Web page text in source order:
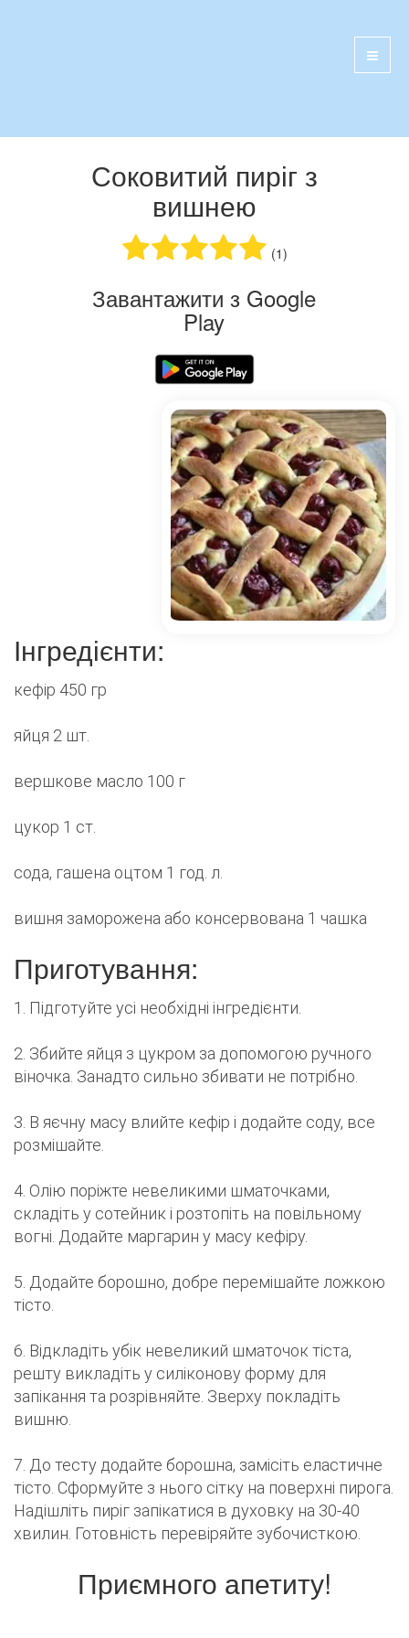
Соковитий пиріг з
вишнею
(1)
Завантажити з Google
Play
Інгредієнти:
кефір 450 гр
яйця 2 шт.
вершкове масло 100 г
цукор 1 ст.
сода, гашена оцтом 1 год. л.
вишня заморожена або консервована 1 чашка
Приготування:
1. Підготуйте усі необхідні інгредієнти.
2. Збийте яйця з цукром за допомогою ручного
віночка. Занадто сильно збивати не потрібно.
3. В яєчну масу влийте кефір і додайте соду, все
розмішайте.
4. Олію поріжте невеликими шматочками,
складіть у сотейник і розтопіть на повільному
вогні. Додайте маргарин у масу кефіру.
5. Додайте борошно, добре перемішайте ложкою
тісто.
6. Відкладіть убік невеликий шматочок тіста,
решту викладіть у силіконову форму для
запікання та розрівняйте. Зверху покладіть
вишню.
7. До тесту додайте борошна, замісіть еластичне
тісто. Сформуйте з нього сітку на поверхні пирога.
Надішліть пиріг запікатися в духовку на 30-40
хвилин. Готовність перевіряйте зубочисткою.
Приємного апетиту!